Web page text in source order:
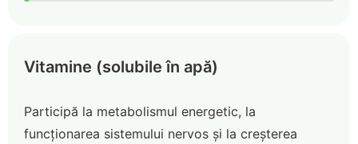
Vitamine (solubile în apă)
Participă la metabolismul energetic, la
funcționarea sistemului nervos și la creșterea